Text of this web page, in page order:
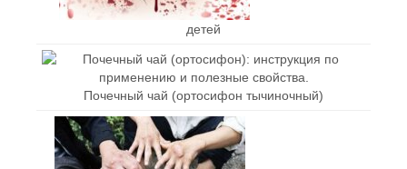
детей
Почечный чай (ортосифон тычиночный)